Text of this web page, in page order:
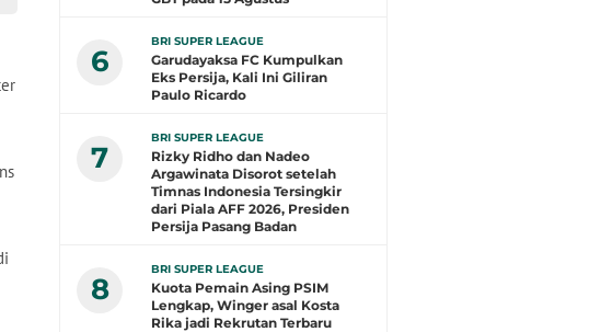
6
BRI SUPER LEAGUE
Garudayaksa FC Kumpulkan
Eks Persija, Kali Ini Giliran
Paulo Ricardo
7
BRI SUPER LEAGUE
Rizky Ridho dan Nadeo
Argawinata Disorot setelah
Timnas Indonesia Tersingkir
dari Piala AFF 2026, Presiden
Persija Pasang Badan
8
BRI SUPER LEAGUE
Kuota Pemain Asing PSIM
Lengkap, Winger asal Kosta
Rika jadi Rekrutan Terbaru